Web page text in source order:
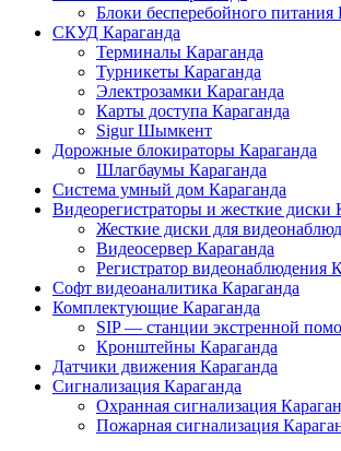
Блоки бесперебойного питания
СКУД Караганда
Терминалы Караганда
Турникеты Караганда
Электрозамки Караганда
Карты доступа Караганда
Sigur Шымкент
Дорожные блокираторы Караганда
Шлагбаумы Караганда
Система умный дом Караганда
Видеорегистраторы и жесткие диски
Жесткие диски для
Видеосервер Караганда
Регистратор видеонаблюдения
Софт видеоаналитика Караганда
Комплектующие Караганда
SIP — станции экстренной
Кронштейны Караганда
Датчики движения Караганда
Сигнализация Караганда
Охранная сигнализация
Пожарная сигнализация